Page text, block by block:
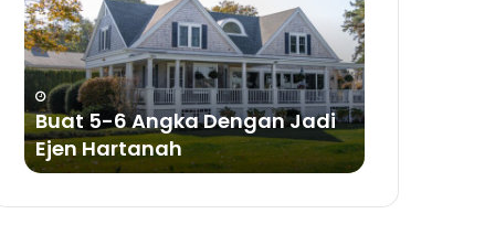
Angka
Dengan
Jadi
Ejen
Hartanah
Buat 5-6 Angka Dengan Jadi
Ejen Hartanah
Bisnes
Sabun